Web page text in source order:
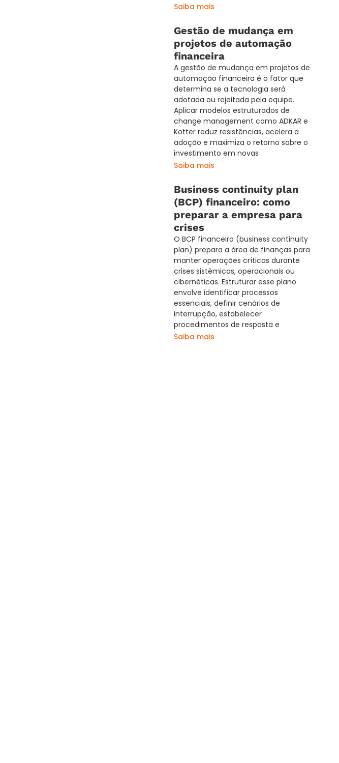
Saiba mais
Gestão de mudança em
projetos de automação
financeira
A gestão de mudança em projetos de
automação financeira é o fator que
determina se a tecnologia será
adotada ou rejeitada pela equipe.
Aplicar modelos estruturados de
change management como ADKAR e
Kotter reduz resistências, acelera a
adoção e maximiza o retorno sobre o
investimento em novas
Saiba mais
Business continuity plan
(BCP) financeiro: como
preparar a empresa para
crises
O BCP financeiro (business continuity
plan) prepara a área de finanças para
manter operações críticas durante
crises sistêmicas, operacionais ou
cibernéticas. Estruturar esse plano
envolve identificar processos
essenciais, definir cenários de
interrupção, estabelecer
procedimentos de resposta e
Saiba mais